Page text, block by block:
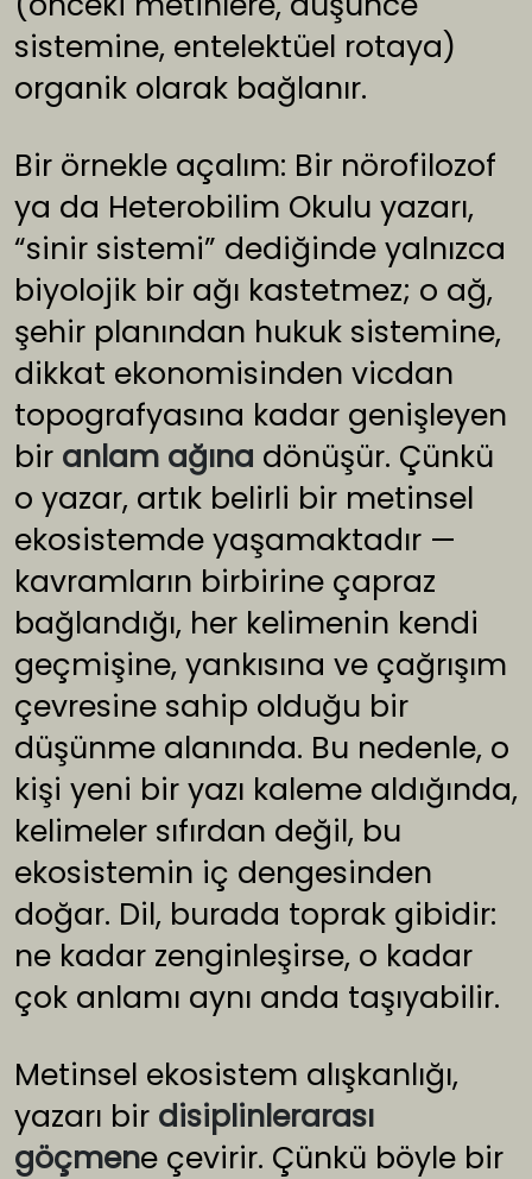
sistemine, entelektüel rotaya)
organik olarak bağlanır.
Bir örnekle açalım: Bir nörofilozof
ya da Heterobilim Okulu yazarı,
“sinir sistemi” dediğinde yalnızca
biyolojik bir ağı kastetmez; o ağ,
şehir planından hukuk sistemine,
dikkat ekonomisinden vicdan
topografyasına kadar genişleyen
bir anlam ağına dönüşür. Çünkü
o yazar, artık belirli bir metinsel
ekosistemde yaşamaktadır —
kavramların birbirine çapraz
bağlandığı, her kelimenin kendi
geçmişine, yankısına ve çağrışım
çevresine sahip olduğu bir
düşünme alanında. Bu nedenle, o
kişi yeni bir yazı kaleme aldığında,
kelimeler sıfırdan değil, bu
ekosistemin iç dengesinden
doğar. Dil, burada toprak gibidir:
ne kadar zenginleşirse, o kadar
çok anlamı aynı anda taşıyabilir.
Metinsel ekosistem alışkanlığı,
yazarı bir disiplinlerarası
göçmene çevirir. Çünkü böyle bir